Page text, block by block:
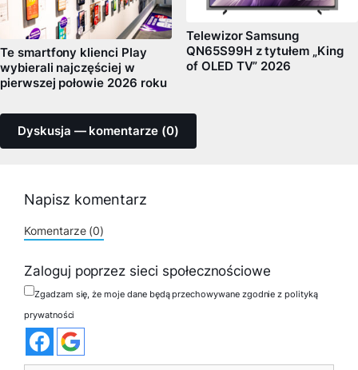
Te smartfony klienci Play
wybierali najczęściej w
pierwszej połowie 2026 roku
Telewizor Samsung
QN65S99H z tytułem „King
of OLED TV” 2026
Dyskusja — komentarze (0)
Napisz komentarz
Komentarze (0)
Zaloguj poprzez sieci społecznościowe
Zgadzam się, że moje dane będą przechowywane zgodnie z polityką
prywatności